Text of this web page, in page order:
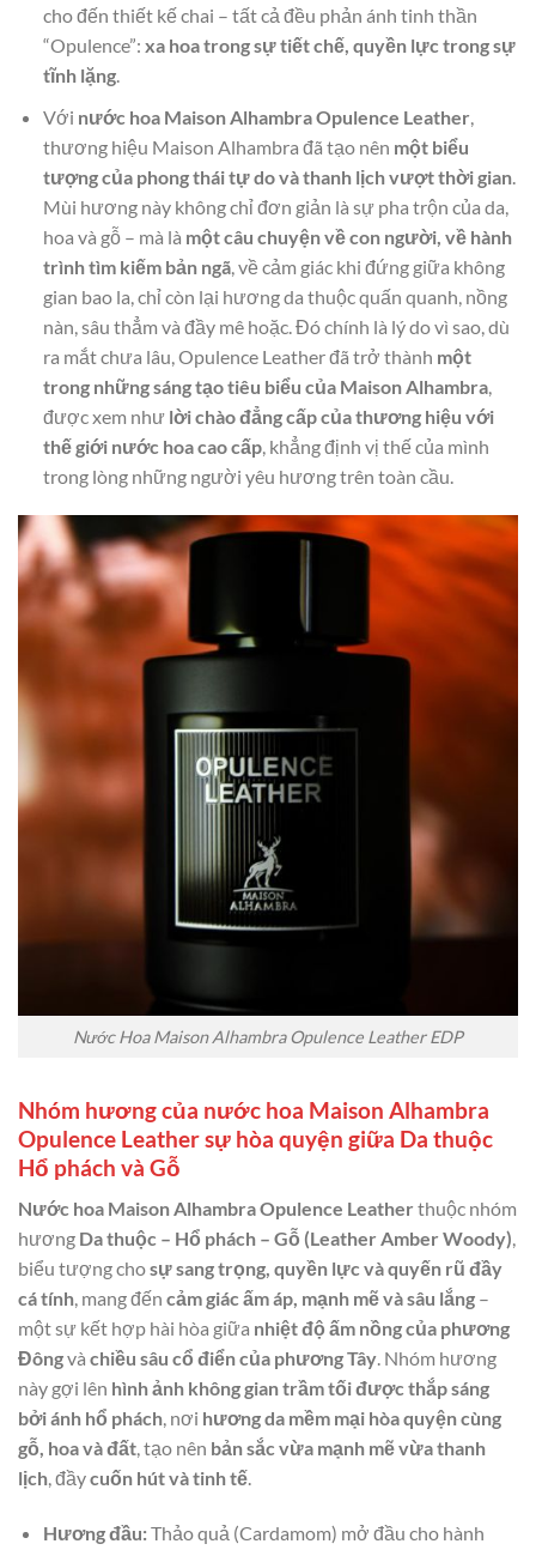
cho đến thiết kế chai – tất cả đều phản ánh tinh thần
“Opulence”: xa hoa trong sự tiết chế, quyền lực trong sự
tĩnh lặng.
Với nước hoa Maison Alhambra Opulence Leather
thương hiệu Maison Alhambra đã tạo nên một biểu
tượng của phong thái tự do và thanh lịch vượt thời gian.
Mùi hương này không chỉ đơn giản là sự pha trộn của da,
hoa và gỗ – mà là một câu chuyện về con người, về hành
trình tìm kiếm bản ngã, về cảm giác khi đứng giữa không
gian bao la, chỉ còn lại hương da thuộc quấn quanh, nồng
nàn, sâu thẳm và đầy mê hoặc. Đó chính là lý do vì sao, dù
ra mắt chưa lâu, Opulence Leather đã trở thành một
trong những sáng tạo tiêu biểu của Maison Alhambra,
được xem như lời chào đẳng cấp của thương hiệu với
thế giới nước hoa cao cấp, khẳng định vị thế của mình
trong lòng những người yêu hương trên toàn cầu.
Nước Hoa Maison Alhambra Opulence Leather EDP
Nhóm hương của nước hoa Maison Alhambra
Opulence Leather sự hòa quyện giữa Da thuộc
Hổ phách và Gỗ
Nước hoa Maison Alhambra Opulence Leather thuộc nhóm
hương Da thuộc – Hổ phách – Gỗ (Leather Amber Woody),
biểu tượng chosự sang trọng, quyền lực và quyến rũ đầy
cá tính, mang đến cảm giác ấm áp, mạnh mẽ và sâu lắng –
một sự kết hợp hài hòa giữa nhiệt độ ấm nồng của phương
Đôngvà chiều sâu cổ điển của phương Tây. Nhóm hương
này gợi lên hình ảnh không gian trầm tối được thắp sáng
bởi ánh hổ phách, nơi hương da mềm mại hòa quyện cùng
gỗ, hoa và đất, tạo nên bản sắc vừa mạnh mẽ vừa thanh
lịch, đầycuốn hút và tinh tế.
Hương đầu:Thảo quả (Cardamom) mở đầu cho hành